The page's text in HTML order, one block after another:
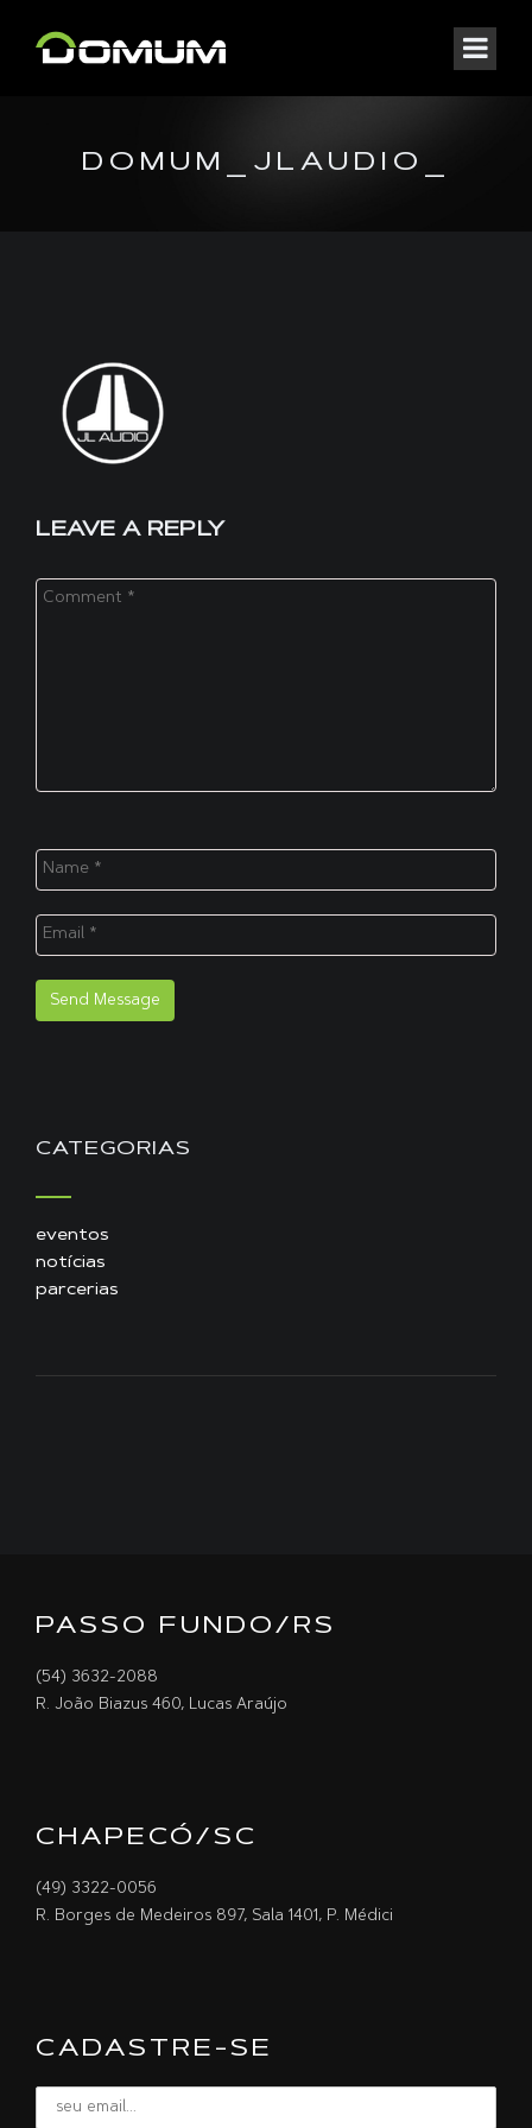
DOMUM_JLAUDIO_
LEAVE A REPLY
CATEGORIAS
eventos
notícias
parcerias
PASSO FUNDO/RS
(54) 3632-2088
R. João Biazus 460, Lucas Araújo
CHAPECÓ/SC
(49) 3322-0056
R. Borges de Medeiros 897, Sala 1401, P. Médici
CADASTRE-SE